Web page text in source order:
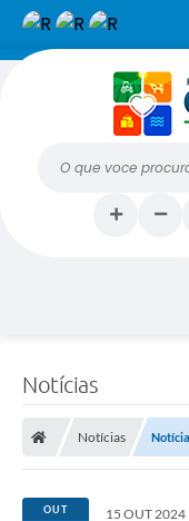
O que voce
Notícias
Notícias Notícia
OUT 15 OUT 2024